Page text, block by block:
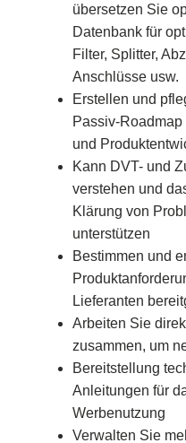
übersetzen Sie
Datenbank für
Filter, Splitter,
Anschlüsse usw.
Erstellen und
Passiv-
und
Kann DVT- und
verstehen und
Klärung von
unterstützen
Bestimmen und
Lieferanten
Arbeiten Sie
zusammen, um
Bereitstellung
Anleitungen für
Werbenutzung
Verwalten Sie